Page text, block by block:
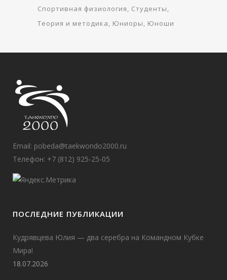
Спортивная физиология
Студенты
Теория и методика
Юниоры Юноши
Email: pobeda@taekwondo2000.ru
Телефон: +7 (812) 925-25-05
ПОСЛЕДНИЕ ПУБЛИКАЦИИ
Кудрявцева Юлия — два серебра на Командном Кубке
Мира!
18.07.2026